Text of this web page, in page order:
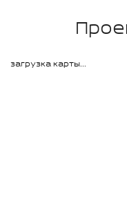
загрузка карты...